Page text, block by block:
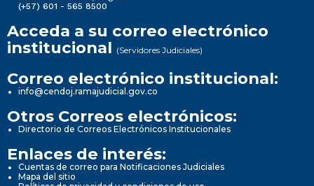
(+57) 601 - 565 8500
Acceda a su correo electrónico
institucional (Servidores Judiciales)
Correo electrónico institucional:
info@cendoj.ramajudicial.gov.co
Otros Correos electrónicos:
Directorio de Correos Electrónicos Institucionales
Enlaces de interés:
Cuentas de correo para Notificaciones Judiciales
Mapa del sitio